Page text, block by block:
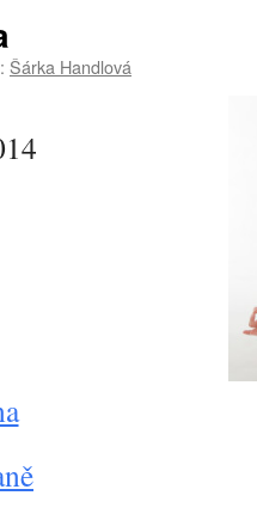
Šárka Handlová